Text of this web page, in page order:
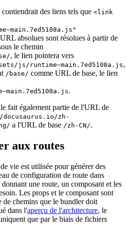
des liens tels que <link
absolues sont résolues à partir de
le chemin
, le lien pointera vers
js/runtime~main.7ed5108a.js,
/base/ comme URL de base, le lien
.
fait également partie de l'URL de
zh-
a l'URL de base /zh-CN/.
aux routes
vie est utilisée pour générer des
de configuration de route dans
une route, un composant et les
Les props et le composant sont
chemins que le bundler doit
dans l'aperçu de l'architecture, le
que par le biais de fichiers